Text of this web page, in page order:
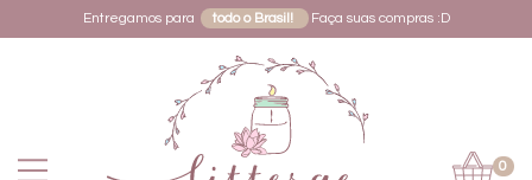
Entregamos para todo o Brasil! Faça suas compras :D
0